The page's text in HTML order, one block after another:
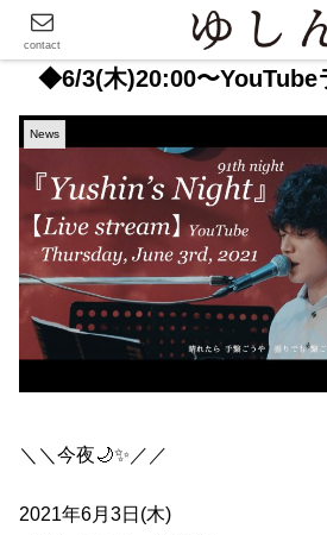
◆6/3(木)20:00〜YouTube
News
＼＼今夜🌙✨／／
2021年6月3日(木)
contact